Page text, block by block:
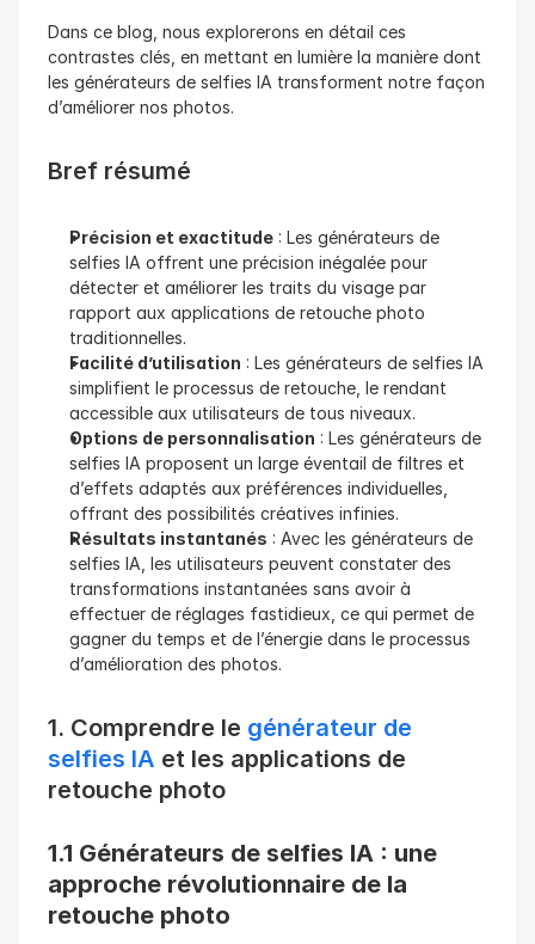
Dans ce blog, nous explorerons en détail ces
contrastes clés, en mettant en lumière la manière dont
les générateurs de selfies IA transforment notre façon
d’améliorer nos photos.
Bref résumé
Précision et exactitude : Les générateurs de
selfies IA offrent une précision inégalée pour
détecter et améliorer les traits du visage par
rapport aux applications de retouche photo
traditionnelles.
Facilité d’utilisation : Les générateurs de selfies IA
simplifient le processus de retouche, le rendant
accessible aux utilisateurs de tous niveaux.
Options de personnalisation : Les générateurs de
selfies IA proposent un large éventail de filtres et
d’effets adaptés aux préférences individuelles,
offrant des possibilités créatives infinies.
Résultats instantanés : Avec les générateurs de
selfies IA, les utilisateurs peuvent constater des
transformations instantanées sans avoir à
effectuer de réglages fastidieux, ce qui permet de
gagner du temps et de l’énergie dans le processus
d’amélioration des photos.
1. Comprendre le générateur de
selfies IA et les applications de
retouche photo
1.1 Générateurs de selfies IA : une
approche révolutionnaire de la
retouche photo